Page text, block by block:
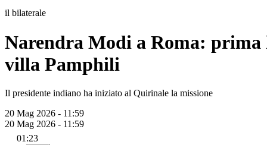
il bilaterale
Narendra Modi a Roma: prima
villa Pamphili
Il presidente indiano ha iniziato al Quirinale la missione
20 Mag 2026 - 11:59
20 Mag 2026 - 11:59
01:23